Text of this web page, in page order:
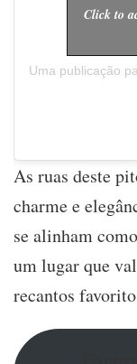
Click to
As ruas deste
charme e
se alinham
um lugar que
recantos